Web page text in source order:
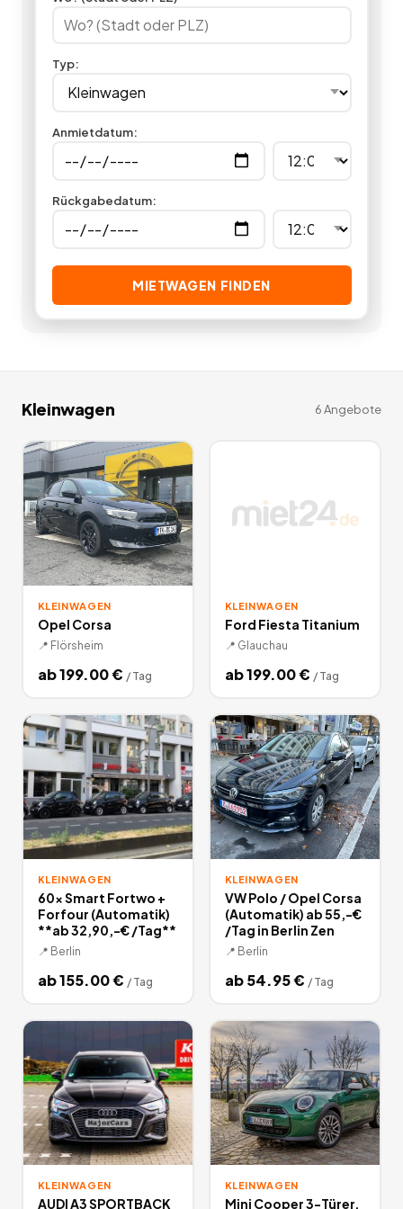
Angebotedeutschlandweit.
Typ:
Anmietdatum:
Rückgabedatum:
MIETWAGEN FINDEN
Kleinwagen 6Angebote
KLEINWAGEN
Opel Corsa
📍 Flörsheim
ab199.00€ / Tag
KLEINWAGEN
Ford Fiesta Titanium
📍 Glauchau
ab199.00€ / Tag
KLEINWAGEN
60x Smart Fortwo +
Forfour (Automatik)
**ab 32,90,-€ /Tag**
📍 Berlin
ab155.00€ / Tag
KLEINWAGEN
VW Polo / Opel Corsa
(Automatik) ab 55,-€
/Tag in Berlin Zen
📍 Berlin
ab54.95€ / Tag
KLEINWAGEN
AUDI A3 SPORTBACK
KLEINWAGEN
Mini Cooper 3-Türer,